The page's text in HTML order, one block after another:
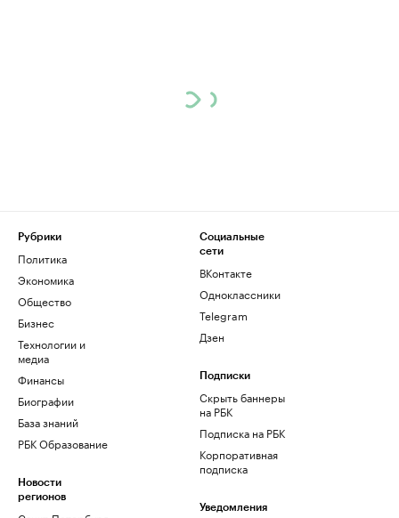
Рубрики
Политика
Экономика
Общество
Бизнес
Технологии и
медиа
Финансы
Биографии
База знаний
РБК Образование
Новости
регионов
Социальные
сети
ВКонтакте
Одноклассники
Telegram
Дзен
Подписки
Скрыть баннеры
на РБК
Подписка на РБК
Корпоративная
подписка
Уведомления